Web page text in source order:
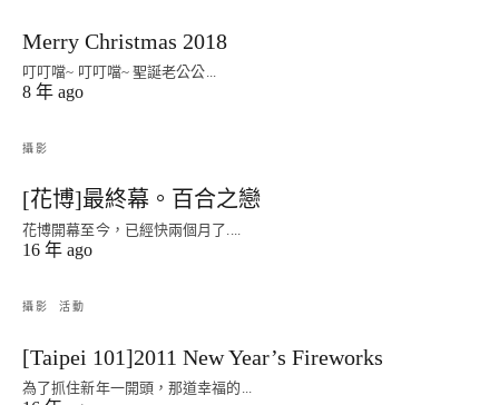
Merry Christmas 2018
叮叮噹~ 叮叮噹~ 聖誕老公公...
8 年 ago
攝影
[花博]最終幕。百合之戀
花博開幕至今，已經快兩個月了....
16 年 ago
攝影 活動
[Taipei 101]2011 New Year’s Fireworks
為了抓住新年一開頭，那道幸福的...